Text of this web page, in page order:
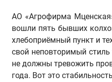
АО «Агрофирма
вошли пять бывших
хлебоприёмный пункт и
свой неповторимый
не должны тревожить
года. Вот это